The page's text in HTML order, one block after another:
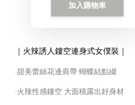
加入購物車
｜火辣誘人鏤空連身式女僕裝 ｜
·甜美蕾絲花邊肩帶 蝴蝶結點綴
·火辣性感鏤空 大面積露出好身材